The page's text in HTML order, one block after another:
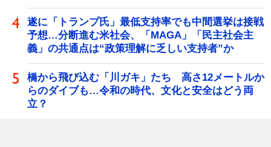
遂に「トランプ氏」最低支持率でも中間選挙は接戦
予想…分断進む米社会、「MAGA」「民主社会主
義」の共通点は“政策理解に乏しい支持者”か
橋から飛び込む「川ガキ」たち 高さ12メートルか
らのダイブも…令和の時代、文化と安全はどう両
立？